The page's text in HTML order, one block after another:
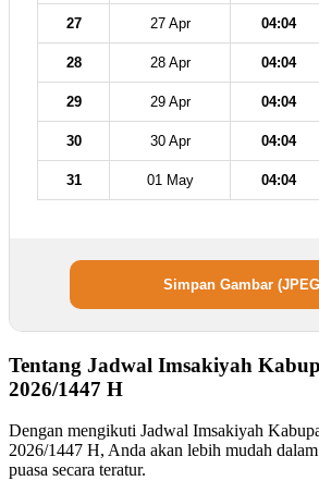
27 27 Apr 04:04
28 28 Apr 04:04
29 29 Apr 04:04
30 30 Apr 04:04
31 01 May 04:04
Simpan Gambar
Tentang Jadwal Imsakiyah
2026/1447 H
Dengan mengikuti Jadwal Imsakiyah
2026/1447 H, Anda akan lebih mudah
puasa secara teratur.